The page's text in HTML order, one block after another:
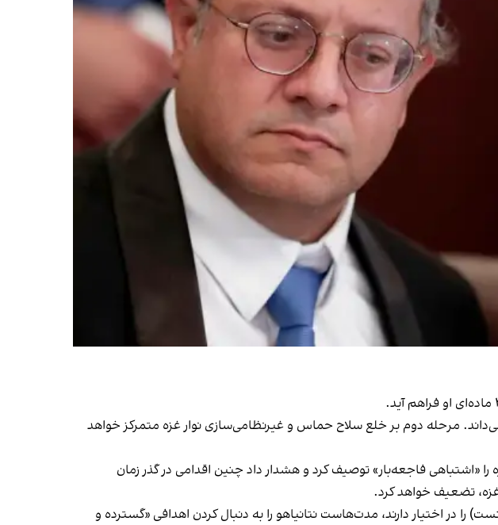
مرحله دوم بر خلع سلاح حماس و غیرنظامی‌سازی نوار غزه متمرکز خواهد
و وزیر دارایی اسرائیل، ۱۲ مهر توقف حملات به غزه را «اشتباهی فاجعه‌بار» توصیف کرد و هشدار داد چنین اقدامی در گذر زمان
تضعیف خواهد کرد.
در مجموع ۱۳ کرسی از ۱۲۰ کرسی پارلمان اسرائیل (کنست) را در اختیار دارند، مدت‌هاست نتانیاهو را به دنبال کردن اهدافی «گسترده و